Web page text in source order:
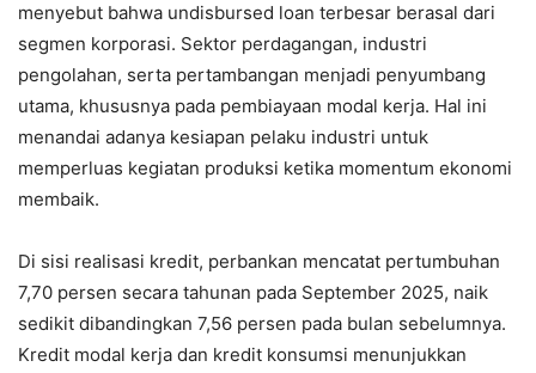
menyebut bahwa undisbursed loan terbesar berasal dari
segmen korporasi. Sektor perdagangan, industri
pengolahan, serta pertambangan menjadi penyumbang
utama, khususnya pada pembiayaan modal kerja. Hal ini
menandai adanya kesiapan pelaku industri untuk
memperluas kegiatan produksi ketika momentum ekonomi
membaik.
Di sisi realisasi kredit, perbankan mencatat pertumbuhan
7,70 persen secara tahunan pada September 2025, naik
sedikit dibandingkan 7,56 persen pada bulan sebelumnya.
Kredit modal kerja dan kredit konsumsi menunjukkan